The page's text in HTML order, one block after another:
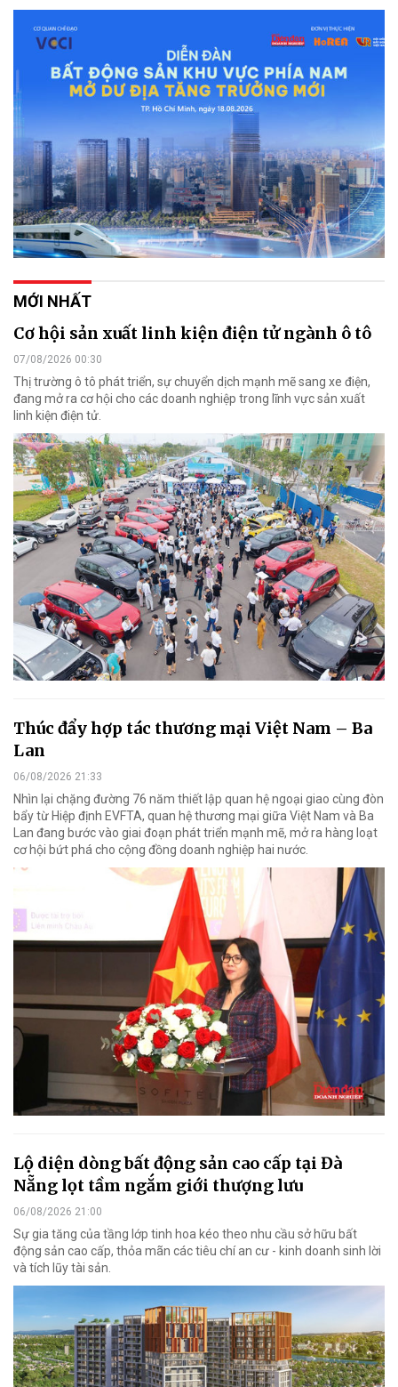
MỚI NHẤT
Cơ hội sản xuất linh kiện điện tử ngành ô tô
07/08/2026 00:30
Thị trường ô tô phát triển, sự chuyển dịch mạnh mẽ sang xe điện,
đang mở ra cơ hội cho các doanh nghiệp trong lĩnh vực sản xuất
linh kiện điện tử.
Thúc đẩy hợp tác thương mại Việt Nam – Ba
Lan
06/08/2026 21:33
Nhìn lại chặng đường 76 năm thiết lập quan hệ ngoại giao cùng đòn
bẩy từ Hiệp định EVFTA, quan hệ thương mại giữa Việt Nam và Ba
Lan đang bước vào giai đoạn phát triển mạnh mẽ, mở ra hàng loạt
cơ hội bứt phá cho cộng đồng doanh nghiệp hai nước.
Lộ diện dòng bất động sản cao cấp tại Đà
Nẵng lọt tầm ngắm giới thượng lưu
06/08/2026 21:00
Sự gia tăng của tầng lớp tinh hoa kéo theo nhu cầu sở hữu bất
động sản cao cấp, thỏa mãn các tiêu chí an cư - kinh doanh sinh lời
và tích lũy tài sản.